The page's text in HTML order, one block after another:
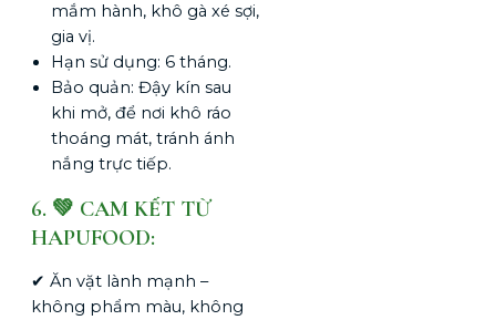
mắm hành, khô gà xé sợi,
gia vị.
Hạn sử dụng: 6 tháng.
Bảo quản: Đậy kín sau
khi mở, để nơi khô ráo
thoáng mát, tránh ánh
nắng trực tiếp.
6. 💚 CAM KẾT TỪ
HAPUFOOD:
✔ Ăn vặt lành mạnh –
không phẩm màu, không